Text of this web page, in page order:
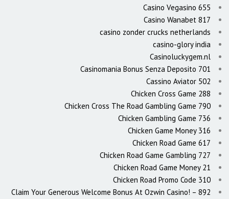
Casino Vegasino 655
Casino Wanabet 817
casino zonder crucks netherlands
casino-glory india
Casinoluckygem.nl
Casinomania Bonus Senza Deposito 701
Cassino Aviator 502
Chicken Cross Game 288
Chicken Cross The Road Gambling Game 790
Chicken Gambling Game 736
Chicken Game Money 316
Chicken Road Game 617
Chicken Road Game Gambling 727
Chicken Road Game Money 21
Chicken Road Promo Code 310
Claim Your Generous Welcome Bonus At Ozwin Casino! – 892